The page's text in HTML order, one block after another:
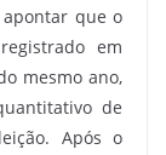
que o
em
mesmo ano,
de
Após o